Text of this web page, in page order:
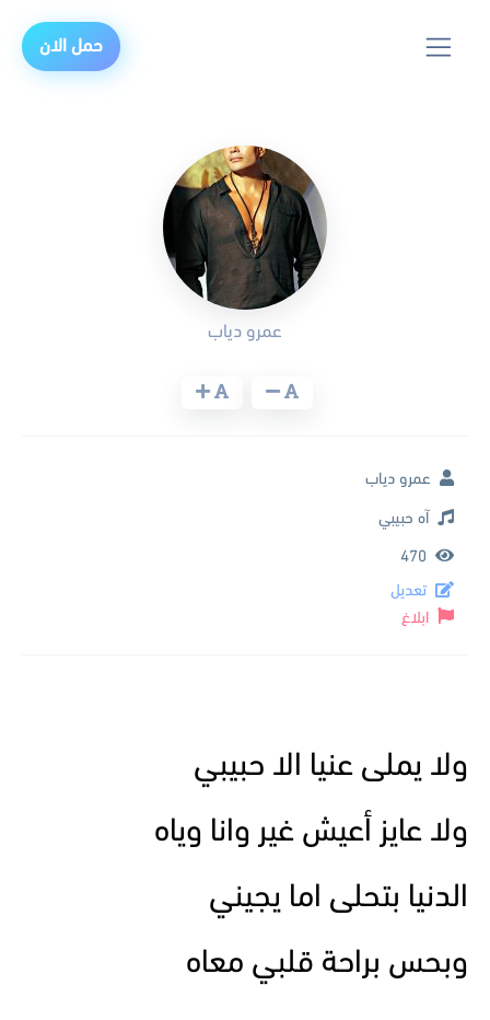
حمل الان
ولا يملى عنيا الا حبيبي
ولا عايز أعيش غير وانا وياه
الدنيا بتحلى اما يجيني
وبحس براحة قلبي معاه
عمرو دياب
عمرو دياب
آه حبيبي
470
تعديل
ابلاغ